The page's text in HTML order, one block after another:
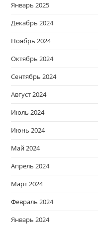
Январь 2025
Декабрь 2024
Ноябрь 2024
Октябрь 2024
Сентябрь 2024
Август 2024
Июль 2024
Июнь 2024
Май 2024
Апрель 2024
Март 2024
Февраль 2024
Январь 2024